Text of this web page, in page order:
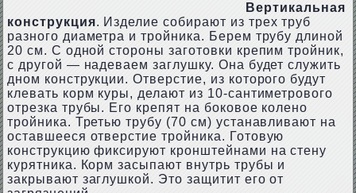
Вертикальная
конструкция. Изделие собирают из трех труб
разного диаметра и тройника. Берем трубу длиной
20 см. С одной стороны заготовки крепим тройник,
с другой — надеваем заглушку. Она будет служить
дном конструкции. Отверстие, из которого будут
клевать корм куры, делают из 10-сантиметрового
отрезка трубы. Его крепят на боковое колено
тройника. Третью трубу (70 см) устанавливают на
оставшееся отверстие тройника. Готовую
конструкцию фиксируют кронштейнами на стену
курятника. Корм засыпают внутрь трубы и
закрывают заглушкой. Это защитит его от